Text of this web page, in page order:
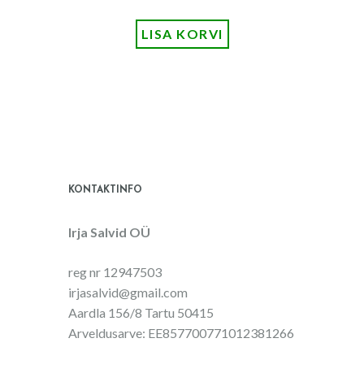
LISA KORVI
KONTAKTINFO
Irja Salvid OÜ
reg nr 12947503
irjasalvid@gmail.com
Aardla 156/8 Tartu 50415
Arveldusarve: EE857700771012381266